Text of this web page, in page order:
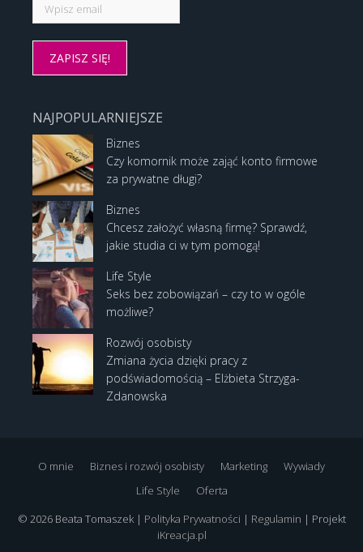
NAJPOPULARNIEJSZE
Biznes
Czy komornik może zająć konto firmowe
za prywatne długi?
Biznes
Chcesz założyć własną firmę? Sprawdź,
jakie studia ci w tym pomogą!
Life Style
Seks bez zobowiązań – czy to w ogóle
możliwe?
Rozwój osobisty
Zmiana życia dzięki pracy z
podświadomością – Elżbieta Strzyga-
Zdanowska
O mnie Biznes i rozwój osobisty Marketing
Wywiady
Life Style
Oferta
© 2026 Beata Tomaszek | Polityka Prywatności | Regulamin | Projekt
iKreacja.pl